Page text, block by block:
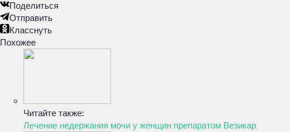
Поделиться
Отправить
Класснуть
Похожее
Читайте также:
Лечение недержания мочи у женщин препаратом Везикар